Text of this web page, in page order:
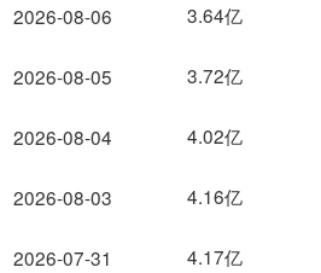
2026-08-06
2026-08-05
2026-08-04
2026-08-03
2026-07-31
3.64亿
3.72亿
4.02亿
4.16亿
4.17亿